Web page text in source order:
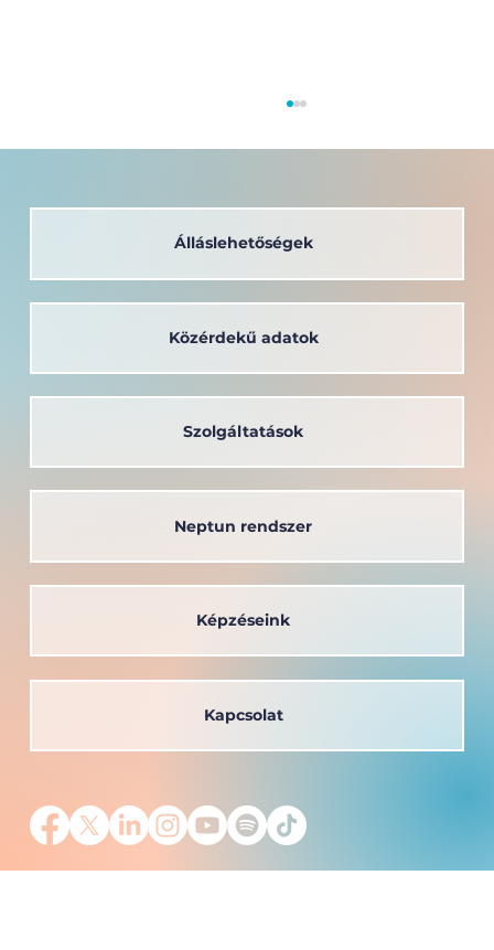
Álláslehetőségek
Neptun rendszer
Szolgáltatások
Kapcsolat
Közérdekű adatok
Képzéseink